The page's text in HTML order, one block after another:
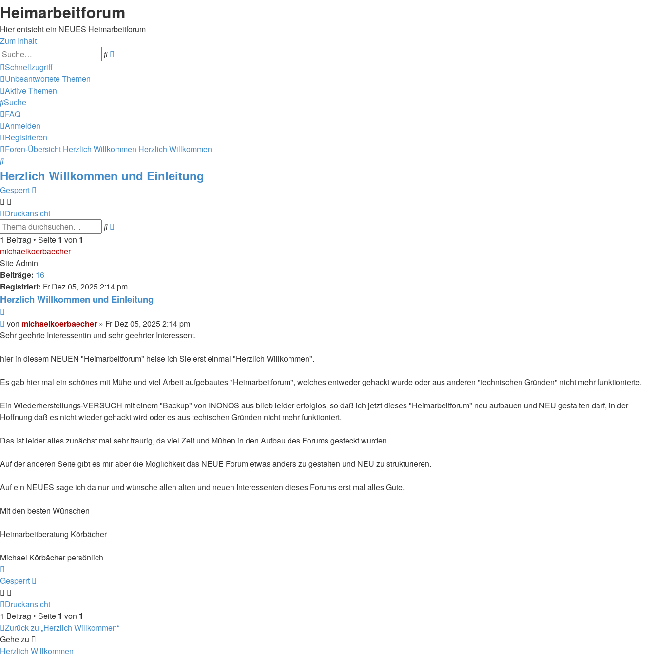
Heimarbeitforum
Hier entsteht ein NEUES Heimarbeitforum
Zum Inhalt
Suche
Schnellzugriff
Unbeantwortete Themen
Aktive Themen
Suche
FAQ
Anmelden
Registrieren
Foren-Übersicht Herzlich Willkommen Herzlich Willkommen
Suche
Herzlich Willkommen und Einleitung
Gesperrt
Druckansicht
Suche
1 Beitrag • Seite 1 von 1
michaelkoerbaecher
Site Admin
Beiträge: 16
Registriert: Fr Dez 05, 2025 2:14 pm
Herzlich Willkommen und Einleitung
Beitrag
von michaelkoerbaecher » Fr Dez 05, 2025 2:14 pm
Sehr geehrte Interessentin und sehr geehrter Interessent.
hier in diesem NEUEN "Heimarbeitforum" heise ich Sie erst einmal "Herzlich Willkommen".
Es gab hier mal ein schönes mit Mühe und viel Arbeit aufgebautes "Heimarbeitforum", welches entweder gehackt wurde oder aus anderen "technischen Gründen" nicht mehr funktionierte.
Ein Wiederherstellungs-VERSUCH mit einem "Backup" von INONOS aus blieb leider erfolglos, so daß ich jetzt dieses "Heimarbeitforum" neu aufbauen und NEU gestalten darf, in der
Hoffnung daß es nicht wieder gehackt wird oder es aus techischen Gründen nicht mehr funktioniert.
Das ist leider alles zunächst mal sehr traurig, da viel Zeit und Mühen in den Aufbau des Forums gesteckt wurden.
Auf der anderen Seite gibt es mir aber die Möglichkeit das NEUE Forum etwas anders zu gestalten und NEU zu strukturieren.
Auf ein NEUES sage ich da nur und wünsche allen alten und neuen Interessenten dieses Forums erst mal alles Gute.
Mit den besten Wünschen
Heimarbeitberatung Körbächer
Michael Körbächer persönlich
oben
Gesperrt
Druckansicht
1 Beitrag • Seite 1 von 1
Zurück zu „Herzlich Willkommen“
Gehe zu
Herzlich Willkommen